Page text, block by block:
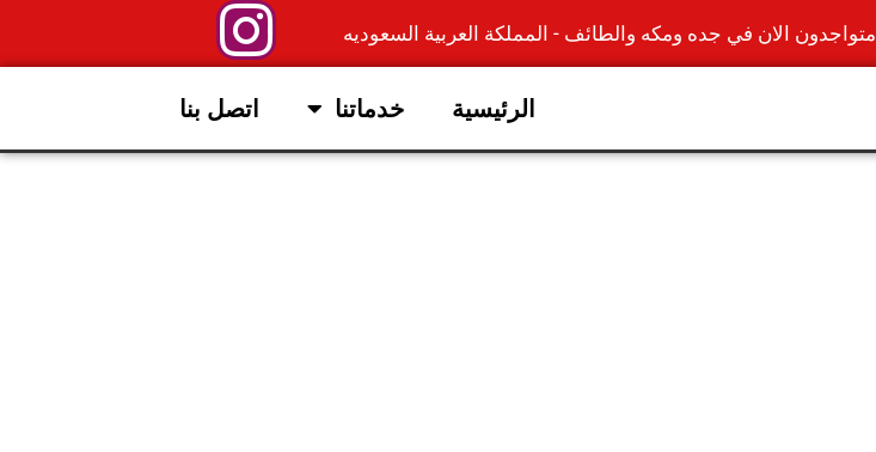
متواجدون الان في جده ومكه والطائف - المملكة العربية السعوديه
الرئيسية خدماتنا اتصل بنا